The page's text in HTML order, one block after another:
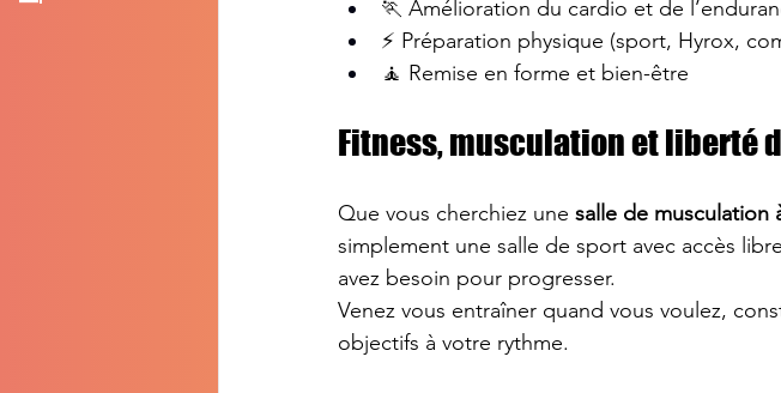
🏃 Amélioration du cardio et de
⚡ Préparation physique (sport, Hyrox,
🧘 Remise en forme et bien-être
Fitness, musculation et liberté
Que vous cherchiez une salle de musculation
simplement une salle de sport avec accès
avez besoin pour progresser.
Venez vous entraîner quand vous voulez,
objectifs à votre rythme.